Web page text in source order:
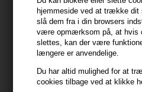
hjemmeside ved at trække dit
slå dem fra i din browsers
være opmærksom på, at hvis
slettes, kan der være
længere er anvendelige.
Du har altid mulighed for at
cookies tilbage ved at klikke